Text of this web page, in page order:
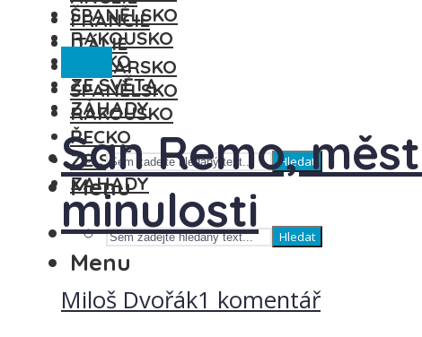
FRANCIE
ITÁLIE
MAĎARSKO
ŠPANĚLSKO
RAKOUSKO
ŘECKO
ZE SVĚTA
ZÁHADY
Hledat
Menu
ŠPANĚLSKO
RAKOUSKO
ŘECKO
ZE SVĚTA
ZÁHADY
Hledat
Menu
San Remo,
minulosti
Miloš Dvořák1 komentář